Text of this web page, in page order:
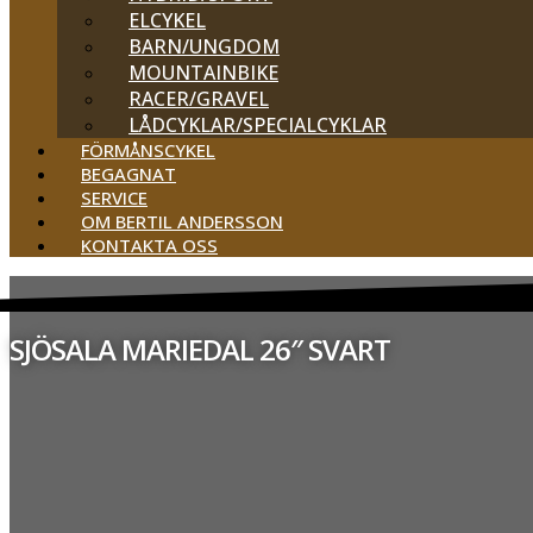
ELCYKEL
BARN/UNGDOM
MOUNTAINBIKE
RACER/GRAVEL
LÅDCYKLAR/SPECIALCYKLAR
FÖRMÅNSCYKEL
BEGAGNAT
SERVICE
OM BERTIL ANDERSSON
KONTAKTA OSS
SJÖSALA MARIEDAL 26″ SVART